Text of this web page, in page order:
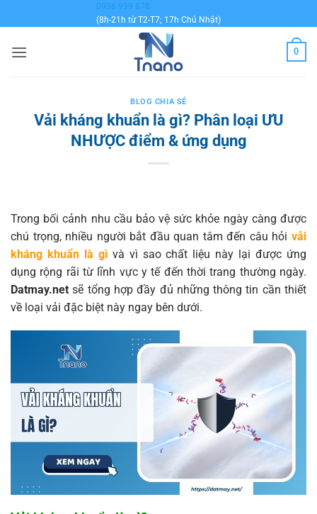
qua
dung
0936 999 878
(8h-21h từ T2-T7; 17h Chủ Nhật)
0
BLOG CHIA SẺ
Vải kháng khuẩn là gì? Phân loại ƯU
NHƯỢC điểm & ứng dụng
Trong bối cảnh nhu cầu bảo vệ sức khỏe ngày càng được
chú trọng, nhiều người bắt đầu quan tâm đến câu hỏi vải
kháng khuẩn là gìvà vì sao chất liệu này lại được ứng
dụng rộng rãi từ lĩnh vực y tế đến thời trang thường ngày.
Datmay.net sẽ tổng hợp đầy đủ những thông tin cần thiết
về loại vải đặc biệt này ngay bên dưới.